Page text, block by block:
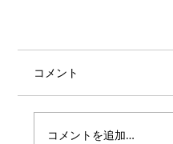
コメント
コメントを追加…